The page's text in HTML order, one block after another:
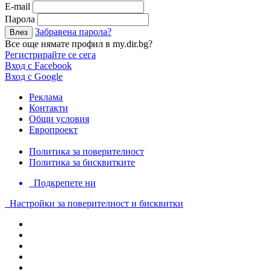
Е-mail
Парола
Забравена парола?
Все още нямате профил в my.dir.bg?
Регистрирайте се сега
Вход с Facebook
Вход с Google
Реклама
Контакти
Общи условия
Европроект
Политика за поверителност
Политика за бисквитките
Подкрепете ни
Настройки за поверителност и бисквитки